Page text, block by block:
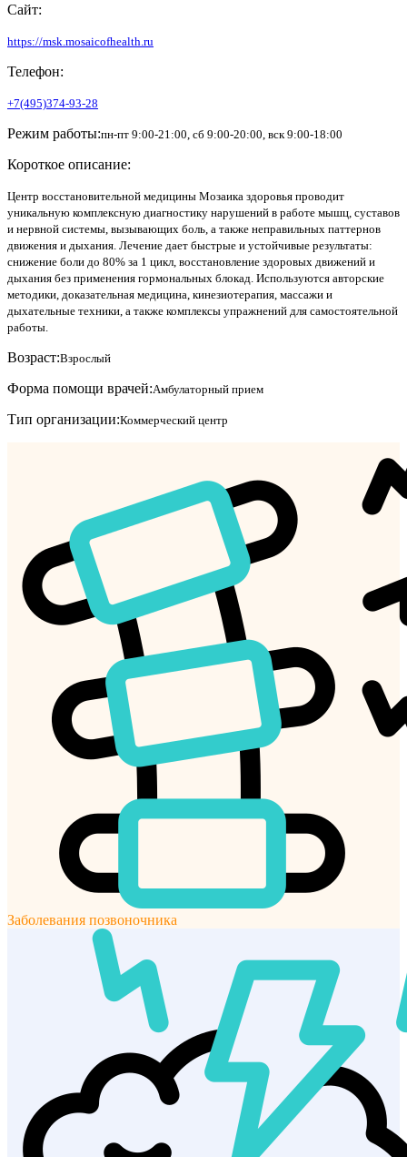
Сайт:
https://msk.mosaicofhealth.ru
Телефон:
+7(495)374-93-28
Режим работы:пн-пт 9:00-21:00, сб 9:00-20:00, вск 9:00-18:00
Короткое описание:
Центр восстановительной медицины Мозаика здоровья проводит
уникальную комплексную диагностику нарушений в работе мышц, суставов
и нервной системы, вызывающих боль, а также неправильных паттернов
движения и дыхания. Лечение дает быстрые и устойчивые результаты:
снижение боли до 80% за 1 цикл, восстановление здоровых движений и
дыхания без применения гормональных блокад. Используются авторские
методики, доказательная медицина, кинезиотерапия, массажи и
дыхательные техники, а также комплексы упражнений для самостоятельной
работы.
Возраст:Взрослый
Форма помощи врачей:Амбулаторный прием
Тип организации:Коммерческий центр
Заболевания позвоночника